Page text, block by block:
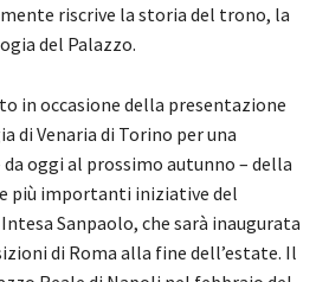
riscrive la storia del trono, la
del Palazzo.
in occasione della presentazione
di Venaria di Torino per una
oggi al prossimo autunno – della
più importanti iniziative del
Sanpaolo, che sarà inaugurata
di Roma alla fine dell’estate. Il